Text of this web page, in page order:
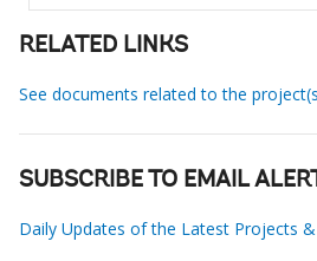
RELATED LINKS
See documents related to the
SUBSCRIBE TO EMAIL
Daily Updates of the Latest Projects